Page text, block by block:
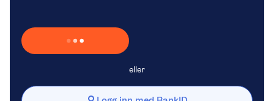
Laster inn Vipps …
eller